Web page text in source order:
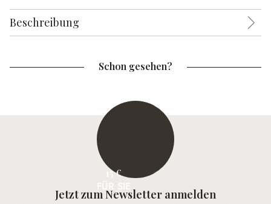
Beschreibung
Schon gesehen?
15 €
Jetzt zum Newsletter anmelden